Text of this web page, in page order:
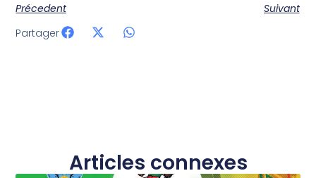
Précedent
Suivant
Partager
Articles connexes